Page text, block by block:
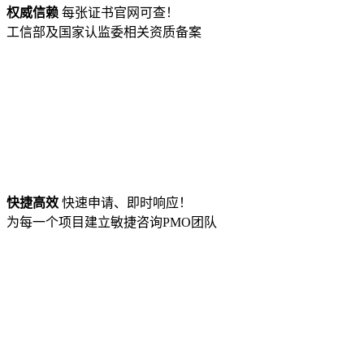
权威信赖 每张证书官网可查！
工信部及国家认监委相关资质备案
快捷高效 快速申请、即时响应！
为每一个项目建立敏捷咨询PMO团队